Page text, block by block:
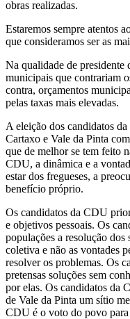
obras realizadas.
Estaremos sempre atentos
que consideramos ser as
Na qualidade de presidente
municipais que contrariam
contra, orçamentos
pelas taxas mais elevadas.
A eleição dos candidatos
Cartaxo e Vale da Pinta
que de melhor se tem feito
CDU, a dinâmica e a
estar dos fregueses, a
benefício próprio.
Os candidatos da CDU
e objetivos pessoais. Os
populações a resolução dos
coletiva e não as vontades
resolver os problemas. Os
pretensas soluções sem
por elas. Os candidatos da
de Vale da Pinta um sítio
CDU é o voto do povo